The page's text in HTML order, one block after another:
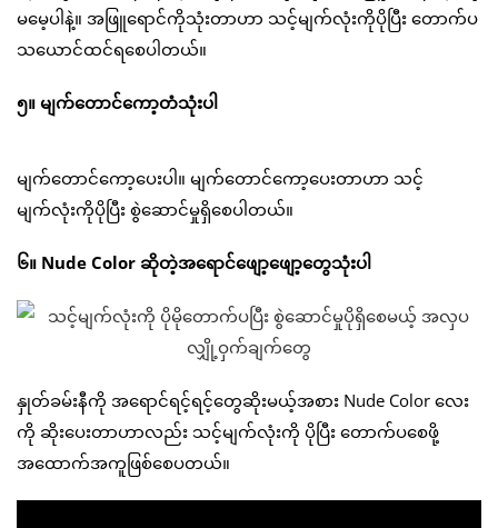
မမေ့ပါနဲ့။ အဖြူရောင်ကိုသုံးတာဟာ သင့်မျက်လုံးကိုပိုပြီး တောက်ပ
သယောင်ထင်ရစေပါတယ်။
၅။ မျက်တောင်ကော့တံသုံးပါ
မျက်တောင်ကော့ပေးပါ။ မျက်တောင်ကော့ပေးတာဟာ သင့်
မျက်လုံးကိုပိုပြီး စွဲဆောင်မှုရှိစေပါတယ်။
၆။ Nude Color ဆိုတဲ့အရောင်ဖျော့ဖျော့တွေသုံးပါ
နှုတ်ခမ်းနီကို အရောင်ရင့်ရင့်တွေဆိုးမယ့်အစား Nude Color လေး
ကို ဆိုးပေးတာဟာလည်း သင့်မျက်လုံးကို ပိုပြီး တောက်ပစေဖို့
အထောက်အကူဖြစ်စေပတယ်။